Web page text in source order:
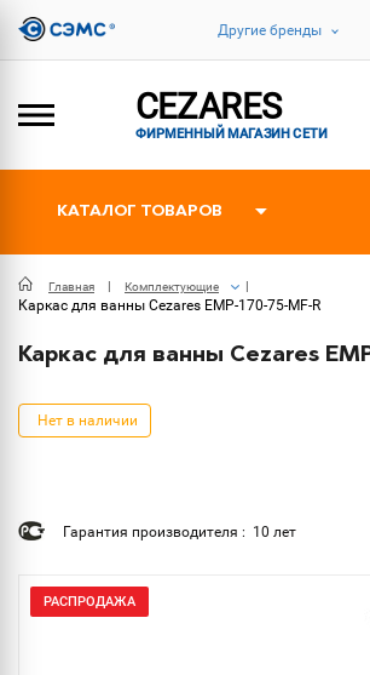
Другие бренды
CEZARES
ФИРМЕННЫЙ МАГАЗИН СЕТИ
КАТАЛОГ ТОВАРОВ
Главная Комплектующие
Каркас для ванны Cezares EMP-170-75-MF-R
Каркас для ванны Cezares
Нет в наличии
Гарантия производителя : 10 лет
РАСПРОДАЖА